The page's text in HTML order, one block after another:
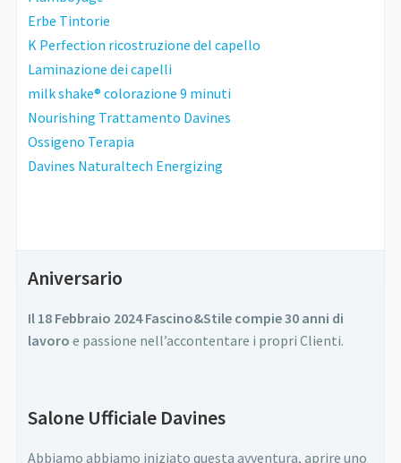
Erbe Tintorie
K Perfection ricostruzione del capello
Laminazione dei capelli
milk shake® colorazione 9 minuti
Nourishing Trattamento Davines
Ossigeno Terapia
Davines Naturaltech Energizing
Aniversario
Il 18 Febbraio 2024 Fascino&Stile compie 30 anni di
lavoro e passione nell’accontentare i propri Clienti.
Salone Ufficiale Davines
Abbiamo abbiamo iniziato questa avventura, aprire uno